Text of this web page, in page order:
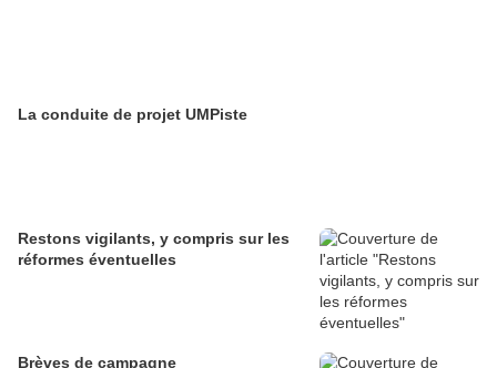
La conduite de projet UMPiste
Restons vigilants, y compris sur les
réformes éventuelles
Brèves de campagne